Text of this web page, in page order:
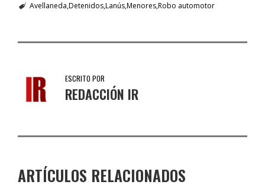
Avellaneda DetenidosLanúsMenoresRobo automotor
ESCRITO POR
REDACCIÓN IR
ARTÍCULOS RELACIONADOS